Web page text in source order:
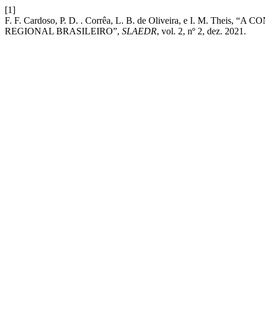
[1]
F. F. Cardoso, P. D. . Corrêa, L. B. de Oliveira, e I. M. Theis,
REGIONAL BRASILEIRO”, SLAEDR, vol. 2, nº 2, dez. 2021.